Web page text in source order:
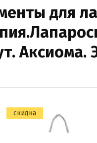
для
Аксиома.
скидка